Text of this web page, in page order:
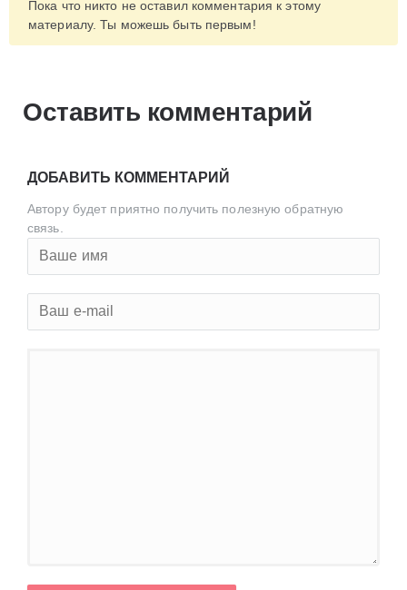
Пока что никто не оставил комментария к этому
материалу. Ты можешь быть первым!
Оставить комментарий
ДОБАВИТЬ КОММЕНТАРИЙ
Автору будет приятно получить полезную обратную
связь.